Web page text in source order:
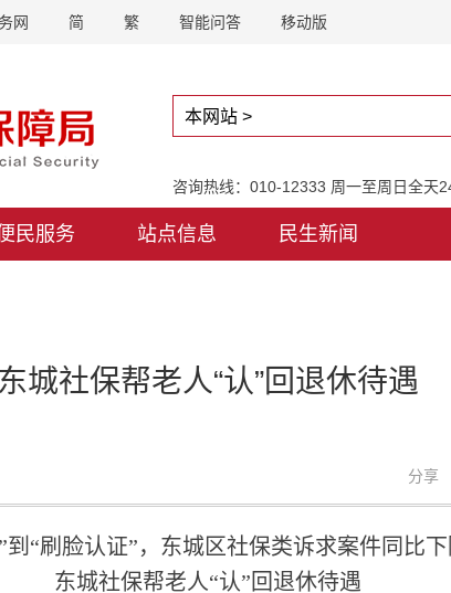
网 简 繁 智能问答 移动版
咨询热线：010-12333 周一至周日全天
民服务 站点信息 民生新闻
东城社保帮老人“认”回退休待遇
分享
到“刷脸认证”，东城区社保类诉求案件同比下
东城社保帮老人“认”回退休待遇